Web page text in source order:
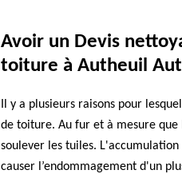
Avoir un Devis
toiture à Autheuil
Il y a plusieurs raisons pour
de toiture. Au fur et à mesure
soulever les tuiles.
causer l’endommagement d'un